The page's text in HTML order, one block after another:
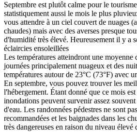
Septembre est plutôt calme pour le
statistiquement aussi le mois le plus
vous attendre à un ciel couvert de nuages
chaudes) mais avec des averses presque
d'humidité très élevé. Heureusement il y a
éclaircies ensoleillées
Les températures atteindront une moyenne
journées principalement nuageux et des
températures autour de 23°C (73°F) avec
En septembre, vous pouvez trouver les
l'hébergement. Étant donné que ce mois
inondations peuvent survenir assez
d'eau. Les randonnées pédestres ne sont
recommandées et les baignades dans les
très dangereuses en raison du niveau élevé